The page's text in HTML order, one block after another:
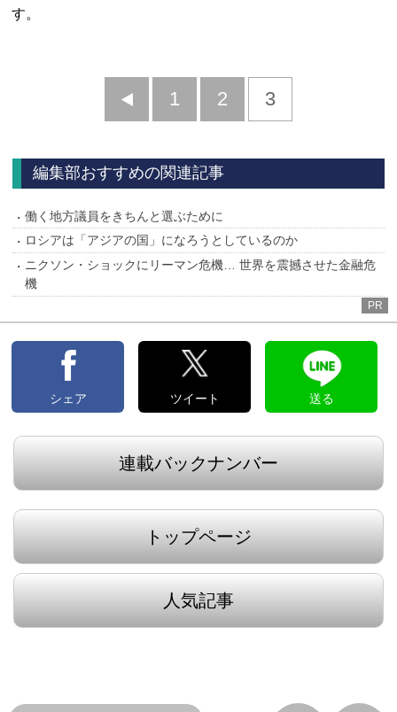
す。
前
1 2 3
編集部おすすめの関連記事
働く地方議員をきちんと選ぶために
ロシアは「アジアの国」になろうとしているのか
ニクソン・ショックにリーマン危機… 世界を震撼させた金融危
機
PR
シェア ツイート 送る
連載バックナンバー
トップページ
人気記事